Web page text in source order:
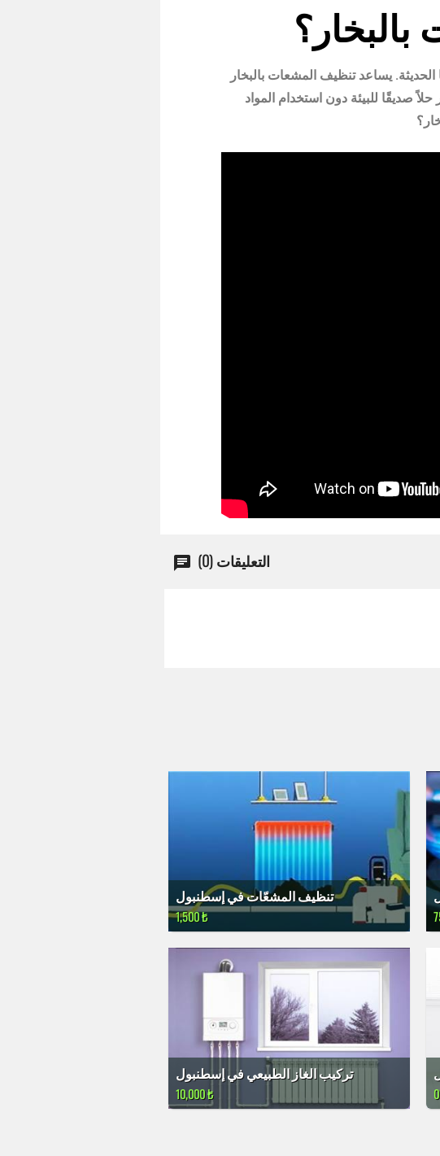
يساعد تنظيف المشعات بالبخار
صديقًا للبيئة دون استخدام المواد
التعليقات (0)
تنظيف المشعّات في إسطنبول
1,500 ₺
تركيب الغاز الطبيعي في إسطنبول
10,000 ₺